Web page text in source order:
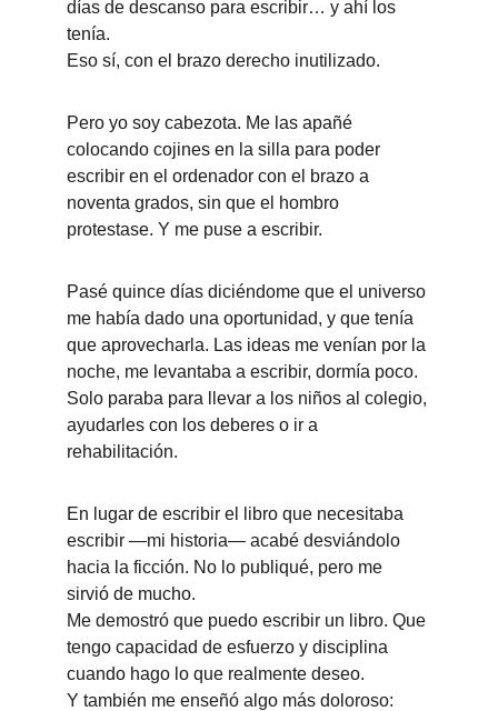
días de descanso para escribir… y ahí los
tenía.
Eso sí, con el brazo derecho inutilizado.
Pero yo soy cabezota. Me las apañé
colocando cojines en la silla para poder
escribir en el ordenador con el brazo a
noventa grados, sin que el hombro
protestase. Y me puse a escribir.
Pasé quince días diciéndome que el universo
me había dado una oportunidad, y que tenía
que aprovecharla. Las ideas me venían por la
noche, me levantaba a escribir, dormía poco.
Solo paraba para llevar a los niños al colegio,
ayudarles con los deberes o ir a
rehabilitación.
En lugar de escribir el libro que necesitaba
escribir —mi historia— acabé desviándolo
hacia la ficción. No lo publiqué, pero me
sirvió de mucho.
Me demostró que puedo escribir un libro. Que
tengo capacidad de esfuerzo y disciplina
cuando hago lo que realmente deseo.
Y también me enseñó algo más doloroso: